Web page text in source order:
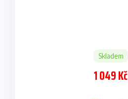
Skladem
1 049 Kč